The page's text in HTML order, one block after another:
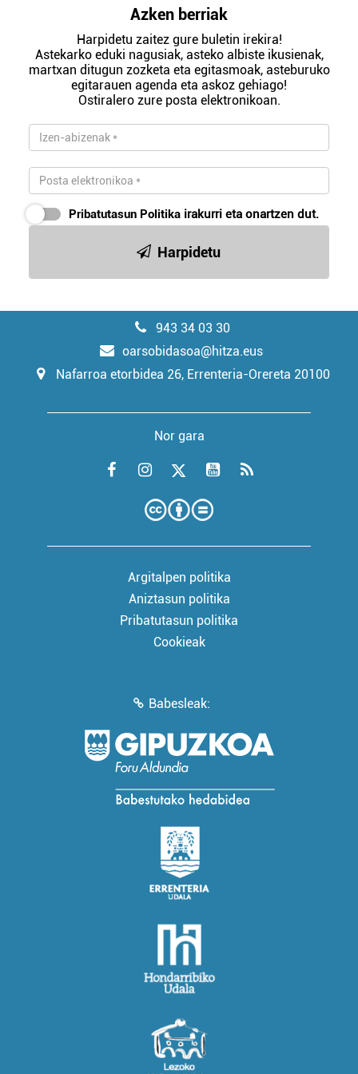
Azken berriak
Harpidetu zaitez gure buletin irekira!
Astekarko eduki nagusiak, asteko albiste ikusienak,
martxan ditugun zozketa eta egitasmoak, asteburuko
egitarauen agenda eta askoz gehiago!
Ostiralero zure posta elektronikoan.
Pribatutasun Politika irakurri eta onartzen dut.
Harpidetu
943 34 03 30
oarsobidasoa@hitza.eus
Nafarroa etorbidea 26, Errenteria-Orereta 20100
Nor gara
Argitalpen politika
Aniztasun politika
Pribatutasun politika
Cookieak
Babesleak: